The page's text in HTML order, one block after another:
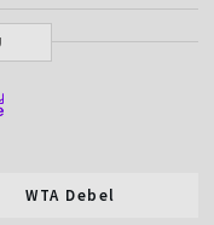
WTA Debel